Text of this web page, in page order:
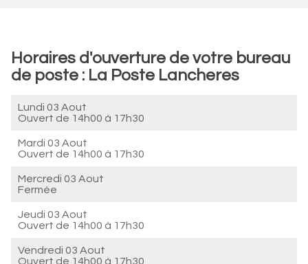
Horaires d'ouverture de votre bureau
de poste : La Poste Lancheres
Lundi 03 Aout
Ouvert de 14h00 à 17h30
Mardi 03 Aout
Ouvert de 14h00 à 17h30
Mercredi 03 Aout
Fermée
Jeudi 03 Aout
Ouvert de 14h00 à 17h30
Vendredi 03 Aout
Ouvert de 14h00 à 17h30